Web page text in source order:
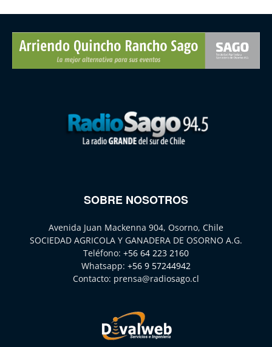
SOBRE NOSOTROS
Avenida Juan Mackenna 904, Osorno, Chile
SOCIEDAD AGRICOLA Y GANADERA DE OSORNO A.G.
Teléfono: +56 64 223 2160
Whatsapp: +56 9 57244942
Contacto: prensa@radiosago.cl